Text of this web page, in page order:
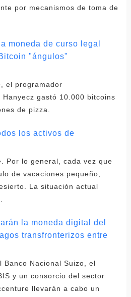
por mecanismos de toma de
moneda de curso legal
"ángulos"
el programador
gastó 10.000 bitcoins
de pizza.
los activos de
Por lo general, cada vez que
de vacaciones pequeño,
La situación actual
la moneda digital del
transfronterizos entre
Banco Nacional Suizo, el
y un consorcio del sector
llevarán a cabo un